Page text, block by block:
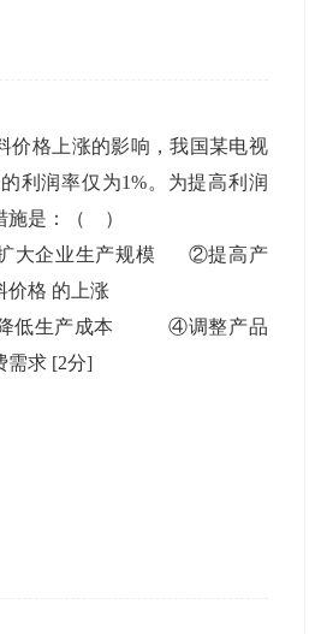
价格上涨的影响，我国某电视
利润率仅为1%。为提高利润
施是：（ ）
大企业生产规模 ②提高产
价格 的上涨
降低生产成本 ④调整产品
需求 [2分]